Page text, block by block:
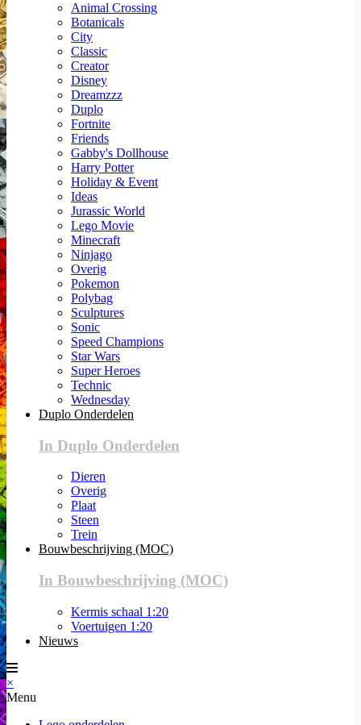
Animal Crossing
Botanicals
City
Classic
Creator
Disney
Dreamzzz
Duplo
Fortnite
Friends
Gabby's Dollhouse
Harry Potter
Holiday & Event
Ideas
Jurassic World
Lego Movie
Minecraft
Ninjago
Overig
Pokemon
Polybag
Sculptures
Sonic
Speed Champions
Star Wars
Super Heroes
Technic
Wednesday
Duplo Onderdelen
In Duplo Onderdelen
Dieren
Overig
Plaat
Steen
Trein
Bouwbeschrijving (MOC)
In Bouwbeschrijving (MOC)
Kermis schaal 1:20
Voertuigen 1:20
Nieuws
×
Menu